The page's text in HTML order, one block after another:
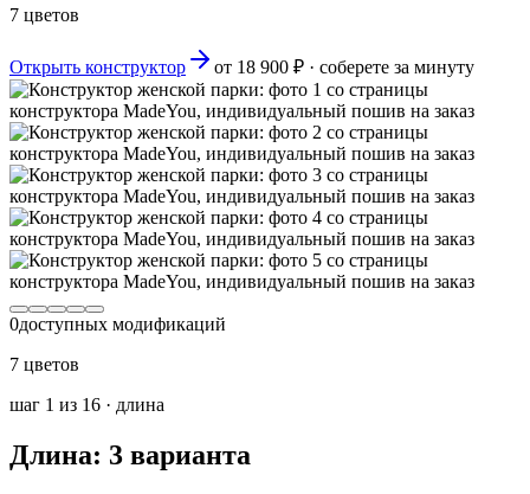
7 цветов
Открыть конструктор от 18 900 ₽ · соберете за минуту
0доступных модификаций
7 цветов
шаг 1 из 16 · длина
Длина: 3 варианта